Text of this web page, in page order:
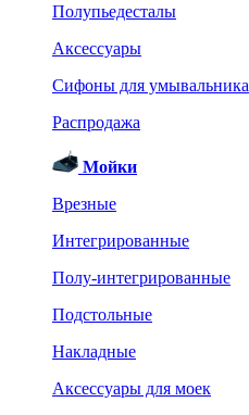
Полупьедесталы
Аксессуары
Сифоны для умывальника
Распродажа
Мойки
Врезные
Интегрированные
Полу-интегрированные
Подстольные
Накладные
Аксессуары для моек